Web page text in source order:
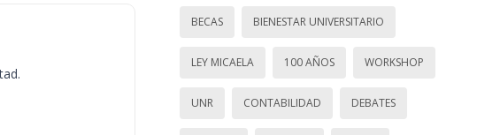
BECAS BIENESTAR UNIVERSITARIO
LEY MICAELA 100 AÑOS WORKSHOP
UNR CONTABILIDAD DEBATES